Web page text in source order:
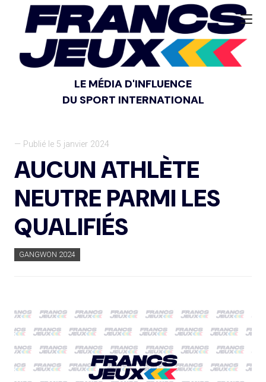
LE MÉDIA D'INFLUENCE
DU SPORT INTERNATIONAL
— Publié le 5 janvier 2024
AUCUN ATHLÈTE
NEUTRE PARMI LES
QUALIFIÉS
GANGWON 2024